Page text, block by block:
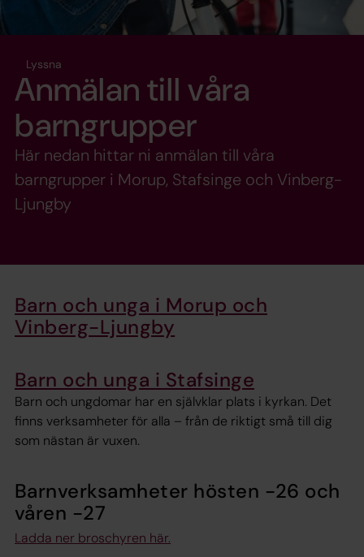
Lyssna
Anmälan till våra
barngrupper
Här nedan hittar ni anmälan till våra
barngrupper i Morup, Stafsinge och Vinberg-
Ljungby
Barn och unga i Morup och
Vinberg-Ljungby
Barn och unga i Stafsinge
Barn och ungdomar har en självklar plats i kyrkan. Det
finns verksamheter för alla – från de riktigt små till dig
som nästan är vuxen.
Barnverksamheter hösten -26 och
våren -27
Ladda ner broschyren här.